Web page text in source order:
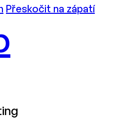
Přeskočit na zápatí